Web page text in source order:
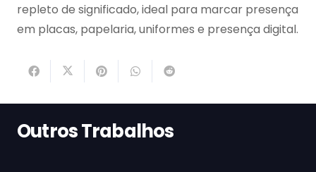
repleto de significado, ideal para marcar presença
em placas, papelaria, uniformes e presença digital.
Outros Trabalhos